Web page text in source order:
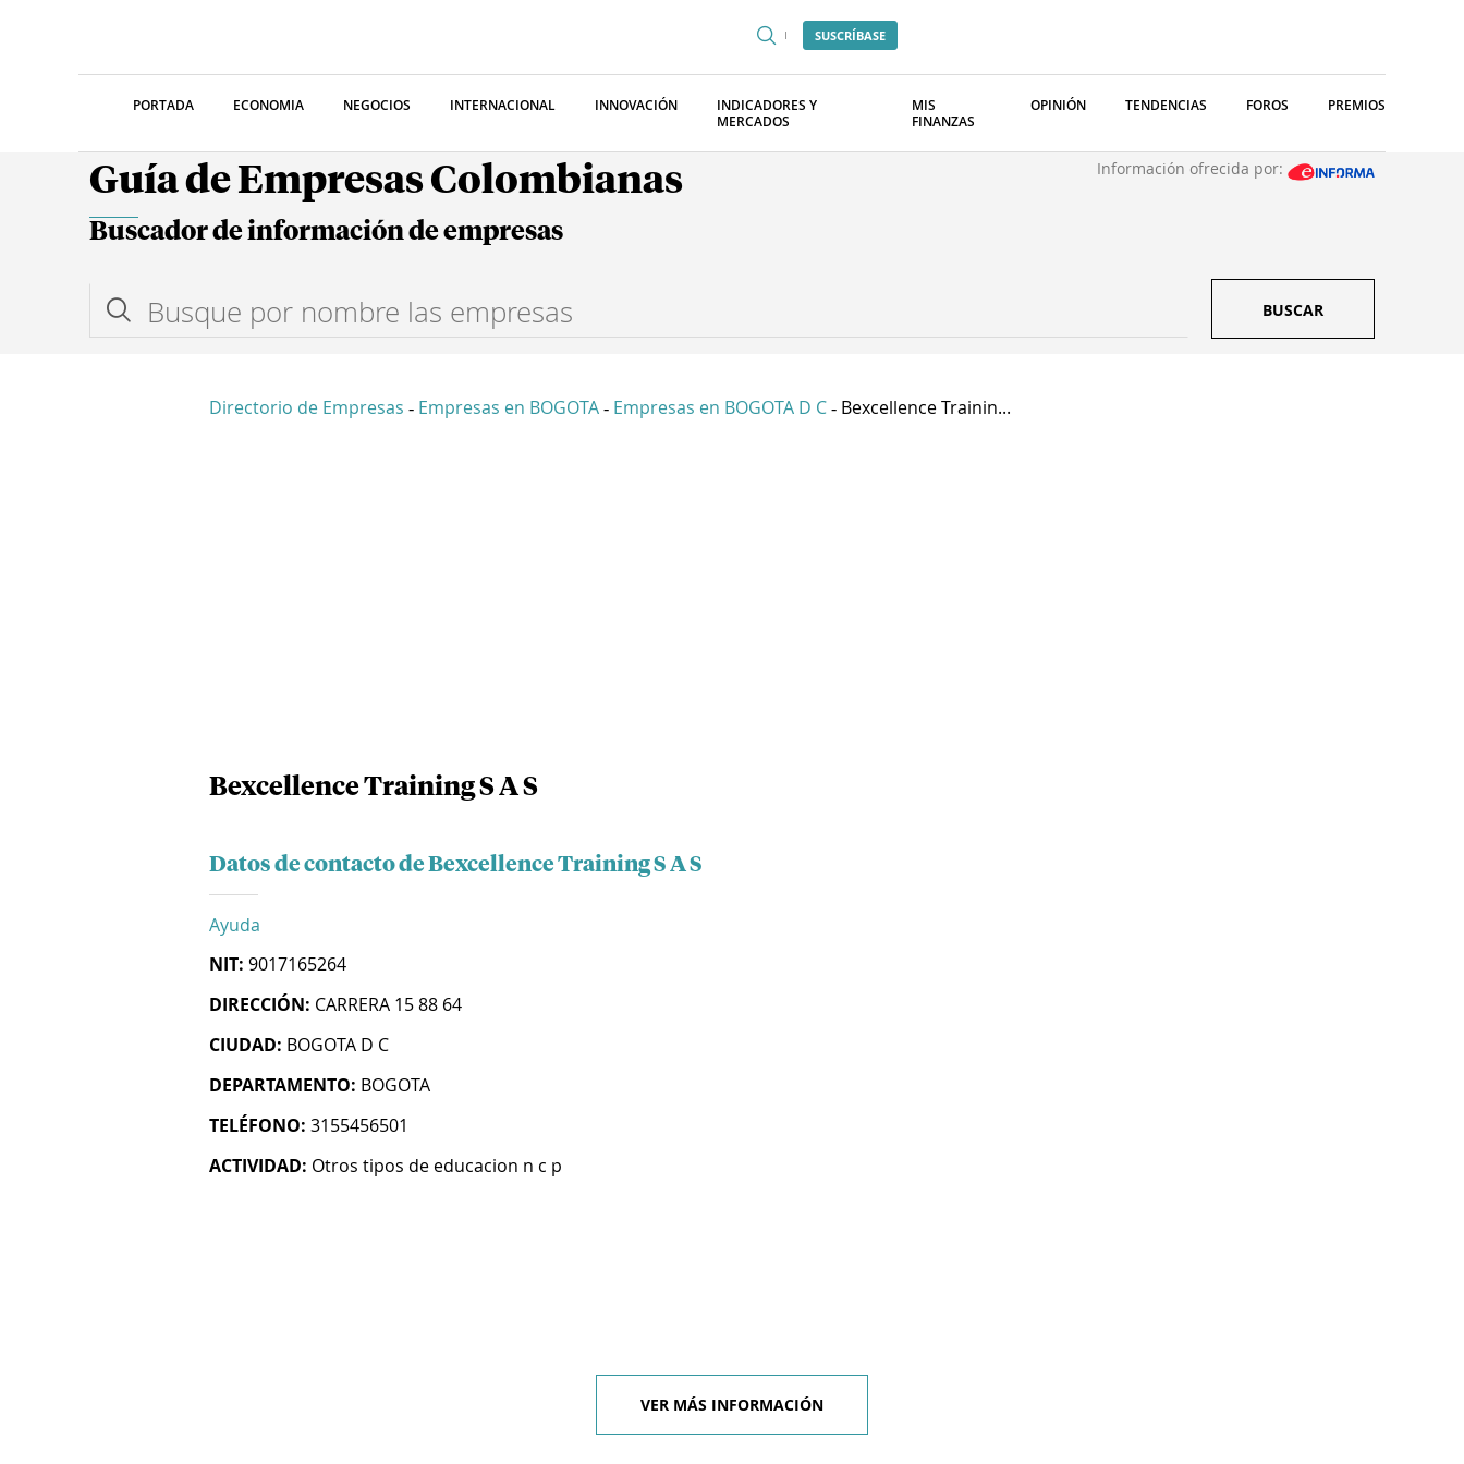
SUSCRÍBASE
PORTADA ECONOMIA NEGOCIOS INTERNACIONAL INNOVACIÓN
INDICADORES Y
MERCADOS
MIS
FINANZAS
OPINIÓN TENDENCIAS FOROS PREMIOS
Guía de Empresas Colombianas Información ofrecida por:
Buscador de información de empresas
BUSCAR
Directorio de Empresas - Empresas en BOGOTA - Empresas en BOGOTA D C - Bexcellence Trainin...
Bexcellence Training S A S
Datos de contacto de Bexcellence Training S A S
Ayuda
NIT: 9017165264
DIRECCIÓN: CARRERA 15 88 64
CIUDAD: BOGOTA D C
DEPARTAMENTO: BOGOTA
TELÉFONO: 3155456501
ACTIVIDAD: Otros tipos de educacion n c p
VER MÁS INFORMACIÓN